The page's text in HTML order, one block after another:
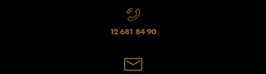
12 681 84 90